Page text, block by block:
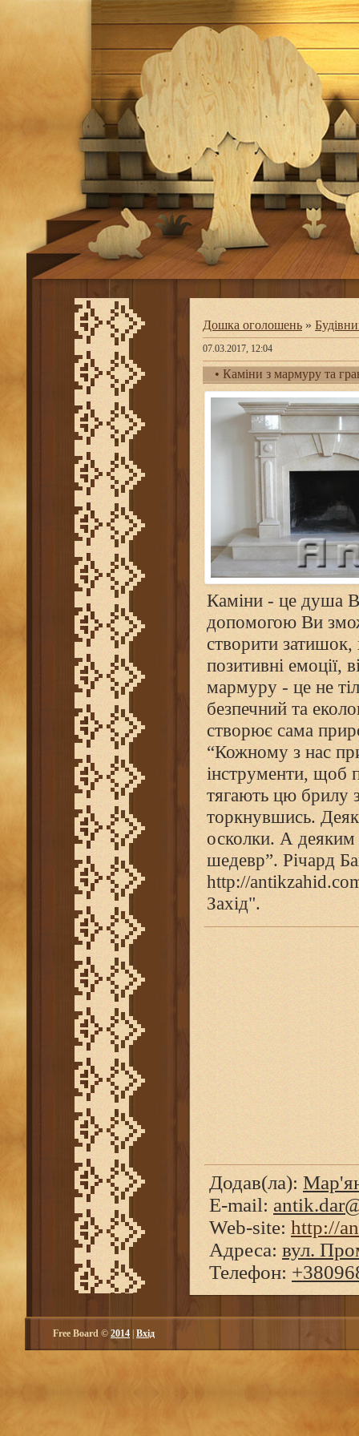
Дошка оголошень »
07.03.2017, 12:04
• Каміни з мармуру та
Каміни - це душа
допомогою Ви
створити
позитивні емоції,
мармуру - це не
безпечний та
створює сама
“Кожному з нас
інструменти, щоб
тягають цю брилу
торкнувшись.
осколки. А деяким
шедевр”. Річард
http://
Захід".
Додав(ла):
E-mail:
Web-site: http://
Адреса: вул.
Телефон:
Free Board © 2014 Вхід